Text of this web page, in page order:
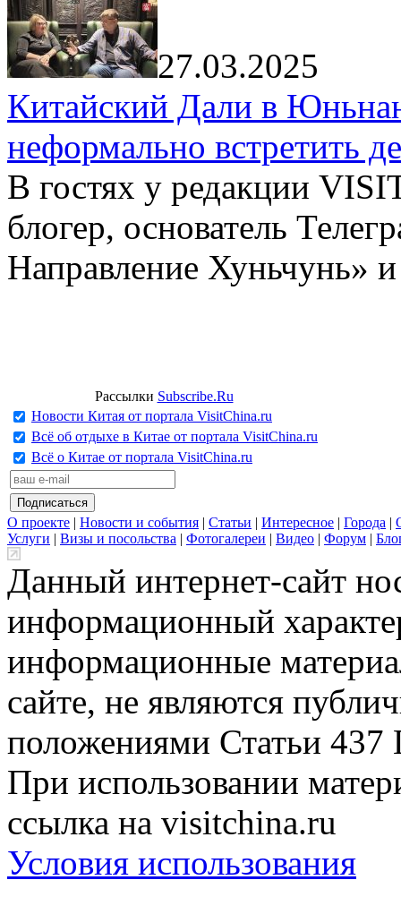
27.03.2025
Китайский Дали в
неформально встретить
В гостях у редакции
блогер, основатель
Направление Хуньчунь»
Рассылки Subscribe.Ru
Новости Китая от портала VisitChina.ru
Всё об отдыхе в Китае от портала VisitChina.ru
Всё о Китае от портала VisitChina.ru
О проекте | Новости и события | Статьи | Интересное | Города |
Услуги | Визы и посольства | Фотогалереи | Видео | Форум |
Данный интернет-сайт
информационный
информационные
сайте, не являются
положениями Статьи 437
При использовании
ссылка на visitchina.ru
Условия использования